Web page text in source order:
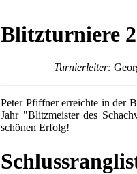
Blitzturniere
Turnierleiter:
Peter Pfiffner erreichte in der
Jahr "Blitzmeister des
schönen Erfolg!